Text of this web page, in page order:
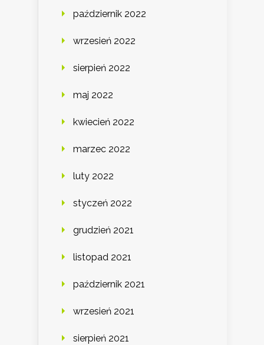
październik 2022
wrzesień 2022
sierpień 2022
maj 2022
kwiecień 2022
marzec 2022
luty 2022
styczeń 2022
grudzień 2021
listopad 2021
październik 2021
wrzesień 2021
sierpień 2021